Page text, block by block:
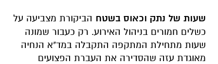
שעות של נתק וכאוס בשטח הביקורת מצביעה על
כשלים חמורים בניהול האירוע. רק כעבור שמונה
שעות מתחילת המתקפה התקבלה במד"א הנחיה
מאוגדת עזה שהסדירה את העברת הפצועים